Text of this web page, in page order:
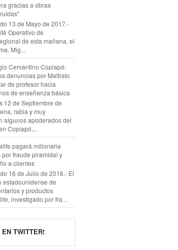
gracias a obras
13 de Mayo de 2017.-
Operativo de
de esta mañana, el
Mig...
Cervantino Copiapó:
denuncias por Maltrato
de profesor hacia
de enseñanza básica
12 de Septiembre de
rabia y muy
algunos apoderados del
Copiapó,...
pagará millonaria
por fraude piramidal y
a clientes
16 de Julio de 2016.- El
estadounidense de
y productos
investigado por fra...
TWITTER!